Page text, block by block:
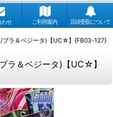
わせ ご利用案内 店頭受取について
ブラ＆ベジータ)【UC☆】{FB03-127}
ラ＆ベジータ)【UC☆】